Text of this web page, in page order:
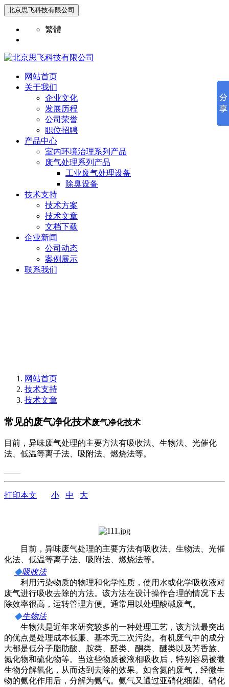
北京思飞科技有限公司
繁體
网站首页
关于我们
企业文化
发展历程
公司荣誉
职位招聘
产品中心
室内环境治理系列产品
废气处理系列产品
工业废气处理设备
除臭设备
技术支持
技术方案
技术文章
文档下载
企业新闻
公司动态
案例展示
联系我们
网站首页
技术支持
技术文章
常见的废气净化技术废气净化技术
目前，异味废气处理的主要方法有吸收法、生物法、光催化
法、低温等离子法、吸附法、燃烧法等。
——
打印本文 小 中 大
目前，异味废气处理的主要方法有吸收法、生物法、光催
化法、低温等离子法、吸附法、燃烧法等。
◆吸收法
利用污染物质的物理和化学性质，使用水或化学吸收液对
废气进行吸收去除的方法。该方法在设计操作合理的情况下去
除效率很高，运转管理方便。通常用以处理酸碱废气。
◆生物法
生物法是近年来研究较多的一种处理工艺，该方法最突出
的优点是处理成本低廉、基本无二次污染。有机废气中的成分
大都是低分子脂肪酸、胺类、醛类、酮类、醚类以及芳香族、
氮化物和硫化物等。当这些物质被液相吸收后，特别容易被微
生物分解氧化，从而达到去除的效果。如含氮的废气，经微生
物的氨化作用后，分解为氨气。氨气又通过亚硝化细菌、硝化